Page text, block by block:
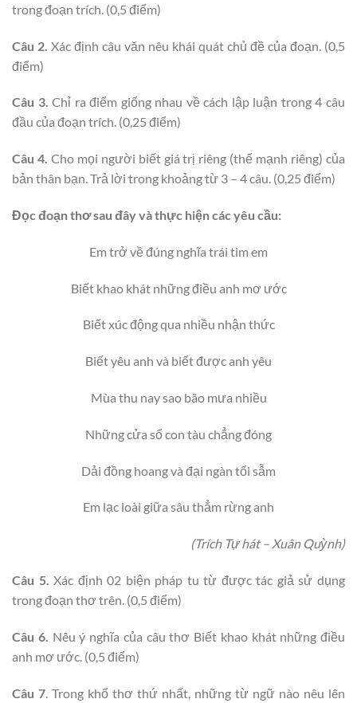
trong đoạn trích. (0,5 điểm)
Câu 2. Xác định câu văn nêu khái quát chủ đề của đoạn. (0,5
điểm)
Câu 3. Chỉ ra điểm giống nhau về cách lập luận trong 4 câu
đầu của đoạn trích. (0,25 điểm)
Câu 4. Cho mọi người biết giá trị riêng (thế mạnh riêng) của
bản thân bạn. Trả lời trong khoảng từ 3 – 4 câu. (0,25 điểm)
Đọc đoạn thơ sau đây và thực hiện các yêu cầu:
Em trở về đúng nghĩa trái tim em
Biết khao khát những điều anh mơ ước
Biết xúc động qua nhiều nhận thức
Biết yêu anh và biết được anh yêu
Mùa thu nay sao bão mưa nhiều
Những cửa sổ con tàu chẳng đóng
Dải đồng hoang và đại ngàn tối sẫm
Em lạc loài giữa sâu thẳm rừng anh
(Trích Tự hát – Xuân Quỳnh)
Câu 5. Xác định 02 biện pháp tu từ được tác giả sử dụng
trong đoạn thơ trên. (0,5 điểm)
Câu 6. Nêu ý nghĩa của câu thơ Biết khao khát những điều
anh mơ ước. (0,5 điểm)
Câu 7 . Trong khổ thơ thứ nhất, những từ ngữ nào nêu lên